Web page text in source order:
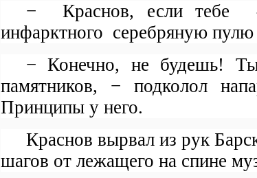
−
Краснов, если тебе
инфарктного серебряную пулю
− Конечно, не будешь! Ты
памятников, − подколол
Принципы у него.
Краснов вырвал из рук
шагов от лежащего на спине